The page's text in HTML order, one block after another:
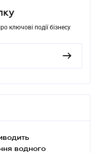
ключові події бізнесу
водного